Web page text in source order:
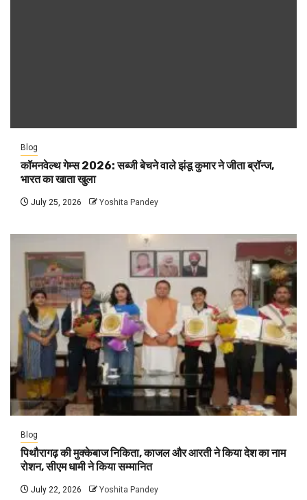
Blog
कॉमनवेल्थ गेम्स 2026: सब्जी बेचने वाले झंडू कुमार ने जीता ब्रॉन्ज,
भारत का खाता खुला
July 25, 2026 Yoshita Pandey
Blog
पिथौरागढ़ की मुक्केबाज निकिता, काजल और आरती ने किया देश का नाम
रोशन, सीएम धामी ने किया सम्मानित
July 22, 2026 Yoshita Pandey